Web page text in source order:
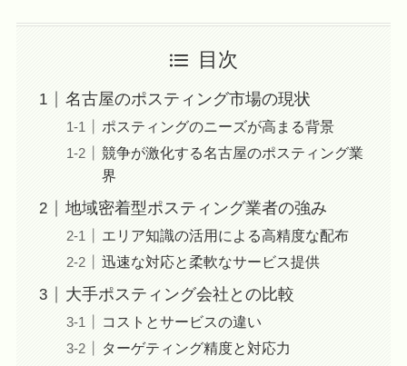
目次
名古屋のポスティング市場の現状
ポスティングのニーズが高まる背景
競争が激化する名古屋のポスティング業
界
地域密着型ポスティング業者の強み
エリア知識の活用による高精度な配布
迅速な対応と柔軟なサービス提供
大手ポスティング会社との比較
コストとサービスの違い
ターゲティング精度と対応力